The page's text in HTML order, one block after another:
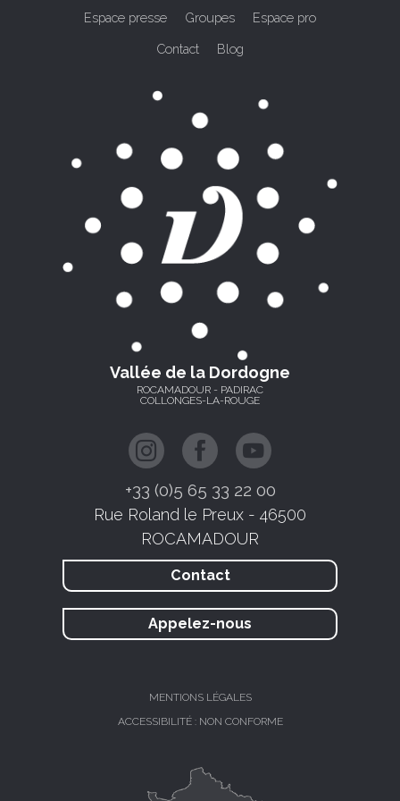
Espace presse Groupes Espace pro
Contact Blog
Vallée de la Dordogne
ROCAMADOUR - PADIRAC
COLLONGES-LA-ROUGE
+33 (0)5 65 33 22 00
Rue Roland le Preux - 46500
ROCAMADOUR
Contact
Appelez-nous
MENTIONS LÉGALES
ACCESSIBILITÉ : NON CONFORME